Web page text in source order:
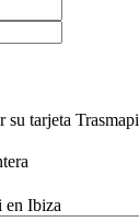
su tarjeta
en Ibiza